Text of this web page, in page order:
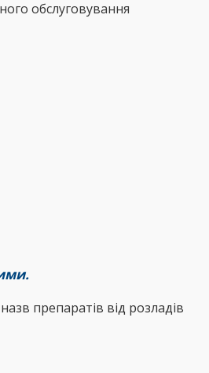
обслуговування
препаратів від розладів